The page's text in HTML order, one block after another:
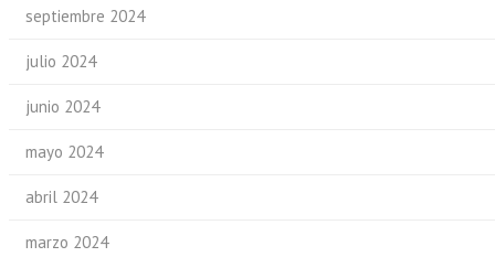
septiembre 2024
julio 2024
junio 2024
mayo 2024
abril 2024
marzo 2024